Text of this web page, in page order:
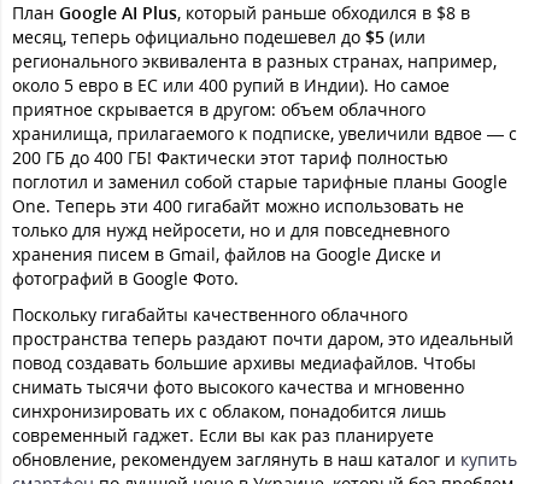
План Google AI Plus, который раньше обходился в $8 в
месяц, теперь официально подешевел до $5 (или
регионального эквивалента в разных странах, например,
около 5 евро в ЕС или 400 рупий в Индии). Но самое
приятное скрывается в другом: объем облачного
хранилища, прилагаемого к подписке, увеличили вдвое — с
200 ГБ до 400 ГБ! Фактически этот тариф полностью
поглотил и заменил собой старые тарифные планы Google
One. Теперь эти 400 гигабайт можно использовать не
только для нужд нейросети, но и для повседневного
хранения писем в Gmail, файлов на Google Диске и
фотографий в Google Фото.
Поскольку гигабайты качественного облачного
пространства теперь раздают почти даром, это идеальный
повод создавать большие архивы медиафайлов. Чтобы
снимать тысячи фото высокого качества и мгновенно
синхронизировать их с облаком, понадобится лишь
современный гаджет. Если вы как раз планируете
обновление, рекомендуем заглянуть в наш каталог и купить